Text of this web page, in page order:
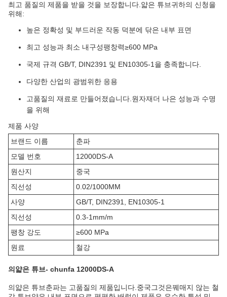
최고 품질의 제품을 받을 것을 보장합니다. 얇은 튜브귀하의 신청을
위해:
높은 정확성 및 부드러운 작동 덕분에 닦은 내부 표면
최고 성능과 최소 내구성팽창력≥600 MPa
국제 규격 GB/T, DIN2391 및 EN10305-1을 충족합니다.
다양한 산업의 광범위한 응용
고품질의 재료로 만들어졌습니다. 원자재더 나은 성능과 수명
을 위해
제품 사양
브랜드 이름
춘파
모델 번호
12000DS-A
원산지
중국
직선성
0.02/1000MM
사양
GB/T, DIN2391, EN10305-1
직선성
0.3-1mm/m
팽창 강도
≥600 MPa
원료
철강
의 얇은 튜브- chunfa 12000DS-A
의얇은 튜브춘파는 고품질의 제품입니다. 중국그것은꿰매지 않는 철